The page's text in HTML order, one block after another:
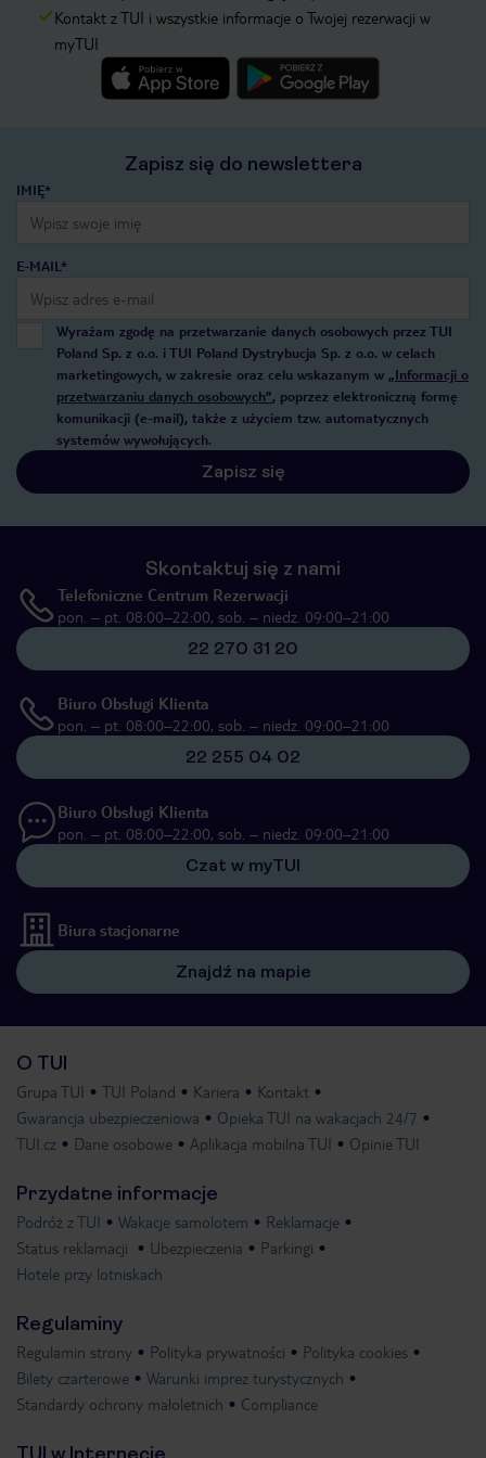
Kontakt z TUI i wszystkie informacje o Twojej rezerwacji w
myTUI
Zapisz się do newslettera
IMIĘ*
E-MAIL*
Wyrażam zgodę na przetwarzanie danych osobowych przez TUI
Poland Sp. z o.o. i TUI Poland Dystrybucja Sp. z o.o. w celach
marketingowych, w zakresie oraz celu wskazanym w „Informacji o
przetwarzaniu danych osobowych”, poprzez elektroniczną formę
komunikacji (e-mail), także z użyciem tzw. automatycznych
systemów wywołujących.
Zapisz się
Skontaktuj się z nami
Telefoniczne Centrum Rezerwacji
pon. – pt. 08:00–22:00, sob. – niedz. 09:00–21:00
22 270 31 20
Biuro Obsługi Klienta
pon. – pt. 08:00–22:00, sob. – niedz. 09:00–21:00
22 255 04 02
Biuro Obsługi Klienta
pon. – pt. 08:00–22:00, sob. – niedz. 09:00–21:00
Czat w myTUI
Biura stacjonarne
Znajdź na mapie
O TUI
Grupa TUI TUI Poland Kariera
Kontakt
Gwarancja ubezpieczeniowa
Opieka TUI na wakacjach 24/7
TUI.cz
Dane osobowe Aplikacja mobilna TUI Opinie TUI
Przydatne informacje
Podróż z TUI Wakacje samolotem
Reklamacje
Status reklamacji
Ubezpieczenia
Parkingi
Hotele przy lotniskach
Regulaminy
Regulamin strony Polityka prywatności
Polityka cookies
Bilety czarterowe
Warunki imprez turystycznych
Standardy ochrony małoletnich
Compliance
TUI w Internecie